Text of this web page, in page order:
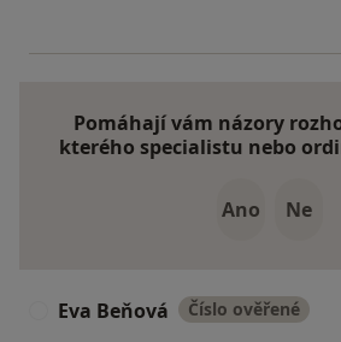
Pomáhají vám názory
kterého specialistu nebo
Ano Ne
Eva Beňová Číslo ověřené